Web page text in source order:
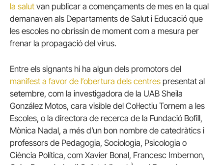
la salut van publicar a començaments de mes en la qual
demanaven als Departaments de Salut i Educació que
les escoles no obrissin de moment com a mesura per
frenar la propagació del virus.
Entre els signants hi ha algun dels promotors del
manifest a favor de l’obertura dels centres presentat al
setembre, com la investigadora de la UAB Sheila
González Motos, cara visible del Col·lectiu Tornem a les
Escoles, o la directora de recerca de la Fundació Bofill,
Mònica Nadal, a més d’un bon nombre de catedràtics i
professors de Pedagogia, Sociologia, Psicologia o
Ciència Política, com Xavier Bonal, Francesc Imbernon,